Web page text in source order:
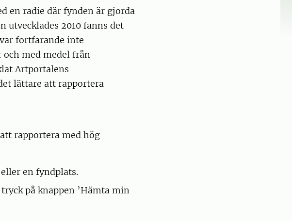
en radie där fynden är gjorda
utvecklades 2010 fanns det
fortfarande inte
med medel från
Artportalens
lättare att rapportera
rapportera med hög
en fyndplats.
på knappen ’Hämta min